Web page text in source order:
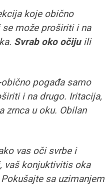
koje obično
može proširiti i na
Svrab oko očijuili
obično pogađa samo
i na drugo. Iritacija,
zrnca u oku. Obilan
vas oči svrbe i
vaš konjuktivitis oka
sa uzimanjem